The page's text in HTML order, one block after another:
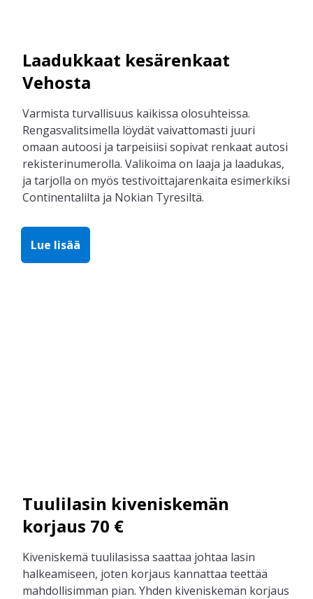
Laadukkaat kesärenkaat
Vehosta
Varmista turvallisuus kaikissa olosuhteissa.
Rengasvalitsimella löydät vaivattomasti juuri
omaan autoosi ja tarpeisiisi sopivat renkaat autosi
rekisterinumerolla. Valikoima on laaja ja laadukas,
ja tarjolla on myös testivoittajarenkaita esimerkiksi
Continentalilta ja Nokian Tyresiltä.
Lue lisää
Tuulilasin kiveniskemän
korjaus 70 €
Kiveniskemä tuulilasissa saattaa johtaa lasin
halkeamiseen, joten korjaus kannattaa teettää
mahdollisimman pian. Yhden kiveniskemän korjaus